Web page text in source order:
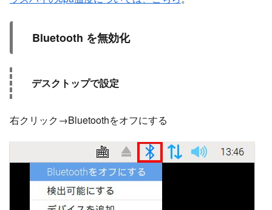
Bluetooth を無効化
デスクトップで設定
右クリック→Bluetoothをオフにする